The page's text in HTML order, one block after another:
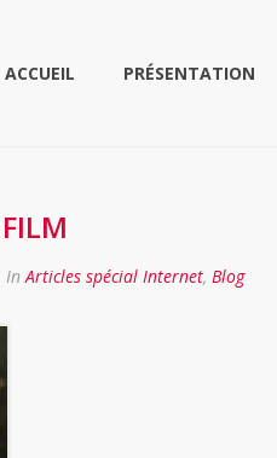
ACCUEIL PRÉSENTATION
InArticles spécial Internet, Blog